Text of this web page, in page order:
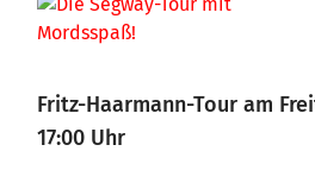
Fritz-Haarmann-Tour am
17:00 Uhr